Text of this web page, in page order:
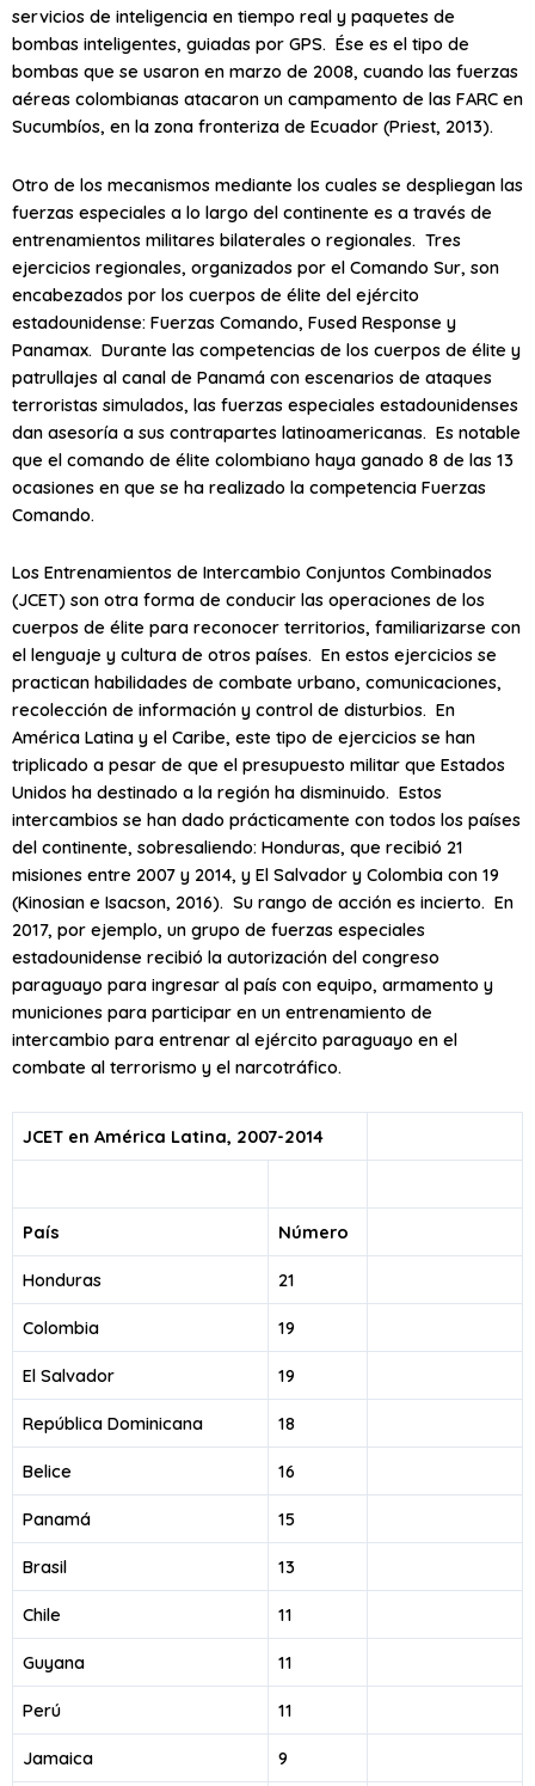
servicios de inteligencia en tiempo real y paquetes de
bombas inteligentes, guiadas por GPS. Ése es el tipo de
bombas que se usaron en marzo de 2008, cuando las fuerzas
aéreas colombianas atacaron un campamento de las FARC en
Sucumbíos, en la zona fronteriza de Ecuador (Priest, 2013).
Otro de los mecanismos mediante los cuales se despliegan las
fuerzas especiales a lo largo del continente es a través de
entrenamientos militares bilaterales o regionales. Tres
ejercicios regionales, organizados por el Comando Sur, son
encabezados por los cuerpos de élite del ejército
estadounidense: Fuerzas Comando, Fused Response y
Panamax. Durante las competencias de los cuerpos de élite y
patrullajes al canal de Panamá con escenarios de ataques
terroristas simulados, las fuerzas especiales estadounidenses
dan asesoría a sus contrapartes latinoamericanas. Es notable
que el comando de élite colombiano haya ganado 8 de las 13
ocasiones en que se ha realizado la competencia Fuerzas
Comando.
Los Entrenamientos de Intercambio Conjuntos Combinados
(JCET) son otra forma de conducir las operaciones de los
cuerpos de élite para reconocer territorios, familiarizarse con
el lenguaje y cultura de otros países. En estos ejercicios se
practican habilidades de combate urbano, comunicaciones,
recolección de información y control de disturbios. En
América Latina y el Caribe, este tipo de ejercicios se han
triplicado a pesar de que el presupuesto militar que Estados
Unidos ha destinado a la región ha disminuido. Estos
intercambios se han dado prácticamente con todos los países
del continente, sobresaliendo: Honduras, que recibió 21
misiones entre 2007 y 2014, y El Salvador y Colombia con 19
(Kinosian e Isacson, 2016). Su rango de acción es incierto. En
2017, por ejemplo, un grupo de fuerzas especiales
estadounidense recibió la autorización del congreso
paraguayo para ingresar al país con equipo, armamento y
municiones para participar en un entrenamiento de
intercambio para entrenar al ejército paraguayo en el
combate al terrorismo y el narcotráfico.
JCET en América Latina, 2007-2014
País Número
Honduras 21
Colombia 19
El Salvador 19
República Dominicana 18
Belice 16
Panamá 15
Brasil 13
Chile 11
Guyana 11
Perú 11
Jamaica 9